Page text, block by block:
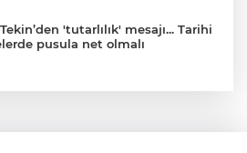
'tutarlılık' mesajı... Tarihi
pusula net olmalı